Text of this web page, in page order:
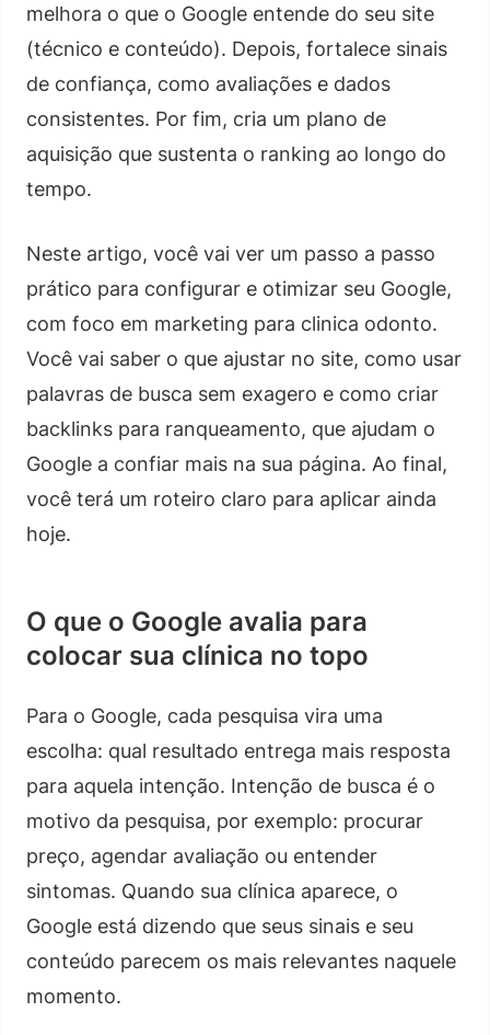
melhora o que o Google entende do seu site
(técnico e conteúdo). Depois, fortalece sinais
de confiança, como avaliações e dados
consistentes. Por fim, cria um plano de
aquisição que sustenta o ranking ao longo do
tempo.
Neste artigo, você vai ver um passo a passo
prático para configurar e otimizar seu Google,
com foco em marketing para clinica odonto.
Você vai saber o que ajustar no site, como usar
palavras de busca sem exagero e como criar
backlinks para ranqueamento, que ajudam o
Google a confiar mais na sua página. Ao final,
você terá um roteiro claro para aplicar ainda
hoje.
O que o Google avalia para
colocar sua clínica no topo
Para o Google, cada pesquisa vira uma
escolha: qual resultado entrega mais resposta
para aquela intenção. Intenção de busca é o
motivo da pesquisa, por exemplo: procurar
preço, agendar avaliação ou entender
sintomas. Quando sua clínica aparece, o
Google está dizendo que seus sinais e seu
conteúdo parecem os mais relevantes naquele
momento.